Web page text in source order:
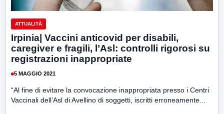
ATTUALITÀ
Irpinia| Vaccini anticovid per disabili,
caregiver e fragili, l’Asl: controlli rigorosi su
registrazioni inappropriate
5 MAGGIO 2021
“Al fine di evitare la convocazione inappropriata presso i Centri
Vaccinali dell’Asl di Avellino di soggetti, iscritti erroneamente...